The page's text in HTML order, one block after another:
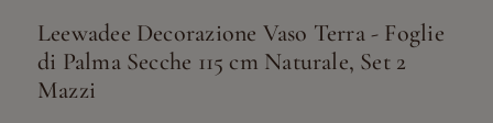
Leewadee Decorazione Vaso Terra - Foglie
di Palma Secche 115 cm Naturale, Set 2
Mazzi